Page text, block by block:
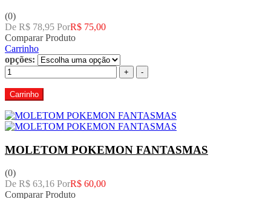
(0)
De R$ 78,95 PorR$ 75,00
Comparar Produto
Carrinho
opções:
+ -
Carrinho
MOLETOM POKEMON FANTASMAS
(0)
De R$ 63,16 PorR$ 60,00
Comparar Produto